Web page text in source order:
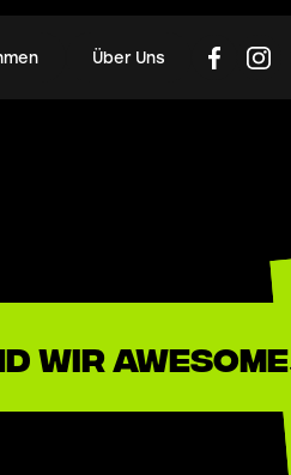
Über Uns
wir AWesome